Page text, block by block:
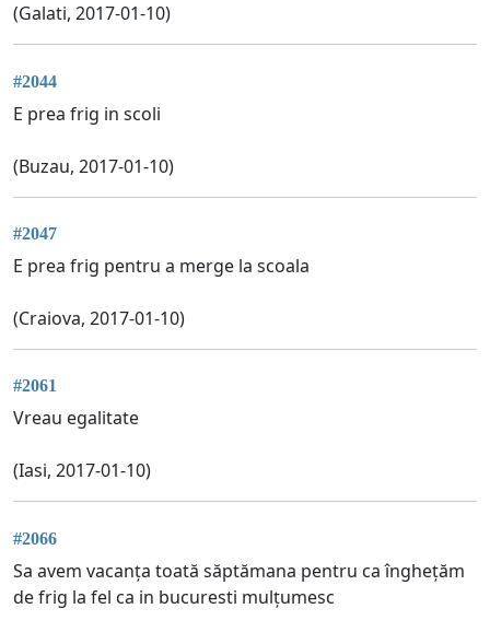
(Galati, 2017-01-10)
#2044
E prea frig in scoli
(Buzau, 2017-01-10)
#2047
E prea frig pentru a merge la scoala
(Craiova, 2017-01-10)
#2061
Vreau egalitate
(Iasi, 2017-01-10)
#2066
Sa avem vacanța toată săptămana pentru ca înghețăm
de frig la fel ca in bucuresti mulțumesc